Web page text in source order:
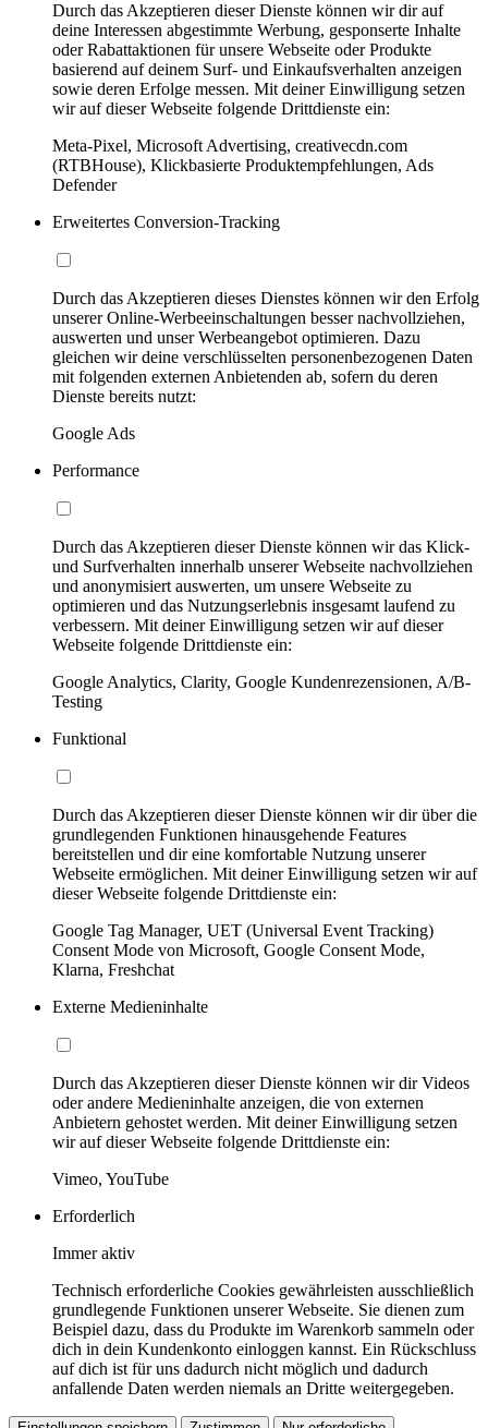
Durch das Akzeptieren dieser Dienste können wir dir auf
deine Interessen abgestimmte Werbung, gesponserte Inhalte
oder Rabattaktionen für unsere Webseite oder Produkte
basierend auf deinem Surf- und Einkaufsverhalten anzeigen
sowie deren Erfolge messen. Mit deiner Einwilligung setzen
wir auf dieser Webseite folgende Drittdienste ein:
Meta-Pixel, Microsoft Advertising, creativecdn.com
(RTBHouse), Klickbasierte Produktempfehlungen, Ads
Defender
Erweitertes Conversion-Tracking
Durch das Akzeptieren dieses Dienstes können wir den Erfolg
unserer Online-Werbeeinschaltungen besser nachvollziehen,
auswerten und unser Werbeangebot optimieren. Dazu
gleichen wir deine verschlüsselten personenbezogenen Daten
mit folgenden externen Anbietenden ab, sofern du deren
Dienste bereits nutzt:
Google Ads
Performance
Durch das Akzeptieren dieser Dienste können wir das Klick-
und Surfverhalten innerhalb unserer Webseite nachvollziehen
und anonymisiert auswerten, um unsere Webseite zu
optimieren und das Nutzungserlebnis insgesamt laufend zu
verbessern. Mit deiner Einwilligung setzen wir auf dieser
Webseite folgende Drittdienste ein:
Google Analytics, Clarity, Google Kundenrezensionen, A/B-
Testing
Funktional
Durch das Akzeptieren dieser Dienste können wir dir über die
grundlegenden Funktionen hinausgehende Features
bereitstellen und dir eine komfortable Nutzung unserer
Webseite ermöglichen. Mit deiner Einwilligung setzen wir auf
dieser Webseite folgende Drittdienste ein:
Google Tag Manager, UET (Universal Event Tracking)
Consent Mode von Microsoft, Google Consent Mode,
Klarna, Freshchat
Externe Medieninhalte
Durch das Akzeptieren dieser Dienste können wir dir Videos
oder andere Medieninhalte anzeigen, die von externen
Anbietern gehostet werden. Mit deiner Einwilligung setzen
wir auf dieser Webseite folgende Drittdienste ein:
Vimeo, YouTube
Erforderlich
Immer aktiv
Technisch erforderliche Cookies gewährleisten ausschließlich
grundlegende Funktionen unserer Webseite. Sie dienen zum
Beispiel dazu, dass du Produkte im Warenkorb sammeln oder
dich in dein Kundenkonto einloggen kannst. Ein Rückschluss
auf dich ist für uns dadurch nicht möglich und dadurch
anfallende Daten werden niemals an Dritte weitergegeben.